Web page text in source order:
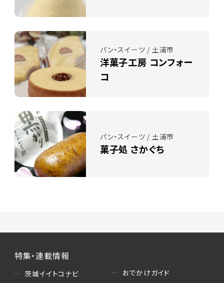
パン・スイーツ / 土浦市
洋菓子工房 コンフォー
コ
パン・スイーツ / 土浦市
菓子処 さかぐち
特集・連載情報
茨城イイトコナビ
おでかけガイド